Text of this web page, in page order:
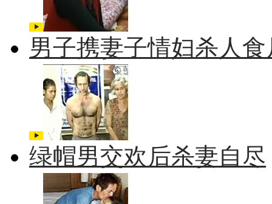
男子携妻子情妇杀人食
绿帽男交欢后杀妻自尽